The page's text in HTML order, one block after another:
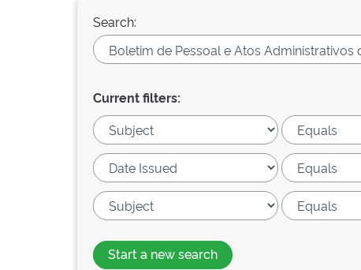
Search:
Current filters:
Start a new search